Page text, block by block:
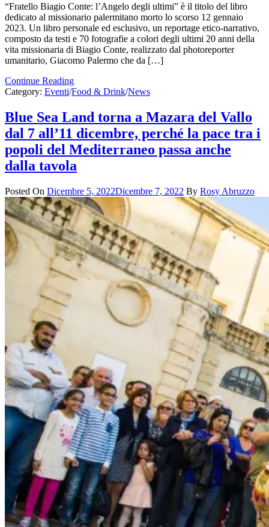
“Fratello Biagio Conte: l’Angelo degli ultimi” è il titolo del libro
dedicato al missionario palermitano morto lo scorso 12 gennaio
2023. Un libro personale ed esclusivo, un reportage etico-narrativo,
composto da testi e 70 fotografie a colori degli ultimi 20 anni della
vita missionaria di Biagio Conte, realizzato dal photoreporter
umanitario, Giacomo Palermo che da […]
Continue Reading
Category: Eventi/Food & Drink/News
Blue Sea Land torna a Mazara del Vallo
dal 7 all’11 dicembre, perché la pace tra i
popoli del Mediterraneo passa anche
dalla tavola
Posted On Dicembre 5, 2022Dicembre 7, 2022 By Rosy Abruzzo